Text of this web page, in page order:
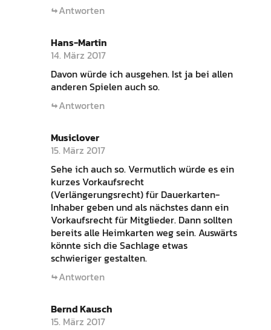
Antworten
Hans-Martin
14. März 2017
Davon würde ich ausgehen. Ist ja bei allen
anderen Spielen auch so.
Antworten
Musiclover
15. März 2017
Sehe ich auch so. Vermutlich würde es ein
kurzes Vorkaufsrecht
(Verlängerungsrecht) für Dauerkarten-
Inhaber geben und als nächstes dann ein
Vorkaufsrecht für Mitglieder. Dann sollten
bereits alle Heimkarten weg sein. Auswärts
könnte sich die Sachlage etwas
schwieriger gestalten.
Antworten
Bernd Kausch
15. März 2017